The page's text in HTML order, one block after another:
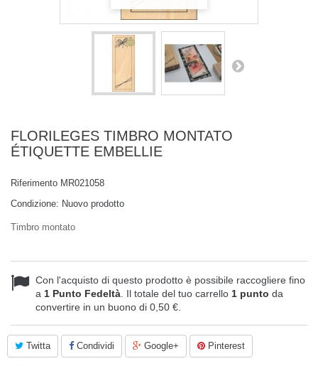
FLORILEGES TIMBRO MONTATO
ÉTIQUETTE EMBELLIE
Riferimento MR021058
Condizione: Nuovo prodotto
Timbro montato
Con l'acquisto di questo prodotto è possibile raccogliere fino
a 1 Punto Fedeltà . Il totale del tuo carrello 1 punto da
convertire in un buono di 0,50 €
Twitta Condividi Google+ Pinterest